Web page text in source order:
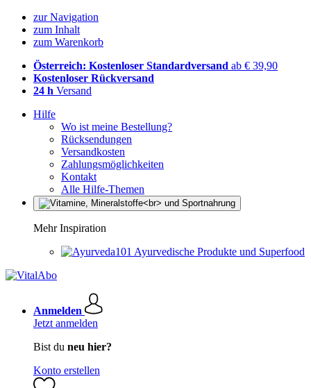
zur Navigation
zum Inhalt
zum Warenkorb
Österreich: Kostenloser Standardversand ab € 39,90
Kostenloser Rückversand
24 h Versand
Hilfe
Wo ist meine Bestellung?
Rücksendungen
Versandkosten
Zahlungsmöglichkeiten
Kontakt
Alle Hilfe-Themen
Mehr Inspiration
Ayurvedische Produkte und Superfood
Anmelden
Jetzt anmelden
Bist du neu hier?
Konto erstellen